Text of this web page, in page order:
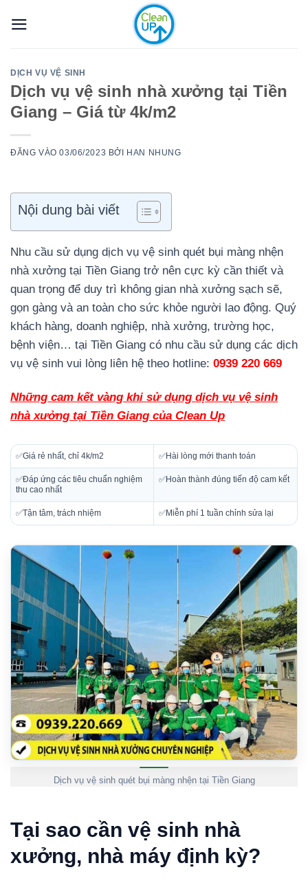
qua
DỊCH VỤ VỆ SINH
Dịch vụ vệ sinh nhà xưởng tại Tiền
Giang – Giá từ 4k/m2
ĐĂNG VÀO03/06/2023 BỞI HAN NHUNG
Nội dung bài viết
Nhu cầu sử dụng dịch vụ vệ sinh quét bụi màng nhện
nhà xưởng tại Tiền Giang trở nên cực kỳ cần thiết và
quan trọng để duy trì không gian nhà xưởng sạch sẽ,
gọn gàng và an toàn cho sức khỏe người lao động. Quý
khách hàng, doanh nghiệp, nhà xưởng, trường học,
bệnh viện… tại Tiền Giang có nhu cầu sử dụng các dịch
vụ vệ sinh vui lòng liên hệ theo hotline: 0939 220 669
Những cam kết vàng khi sử dụng dịch vụ vệ sinh
nhà xưởng tại Tiền Giang của Clean Up
✅Giá rẻ nhất, chỉ 4k/m2 ✅Hài lòng mới thanh toán
✅Đáp ứng các tiêu chuẩn nghiệm
thu cao nhất
✅Hoàn thành đúng tiến độ cam kết
✅Tận tâm, trách nhiệm ✅Miễn phí 1 tuần chỉnh sửa lại
Dịch vụ vệ sinh quét bụi màng nhện tại Tiền Giang
Tại sao cần vệ sinh nhà
xưởng, nhà máy định kỳ?